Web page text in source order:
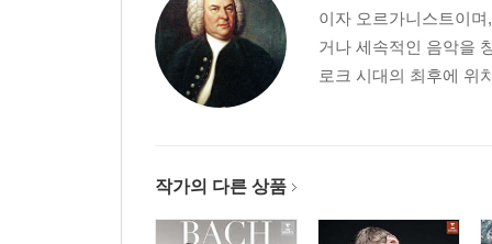
이자 오르가니스트이
거나 세속적인 음악을
로크 시대의 최후에 위
작가의 다른 상품